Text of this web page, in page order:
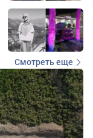
Смотреть еще